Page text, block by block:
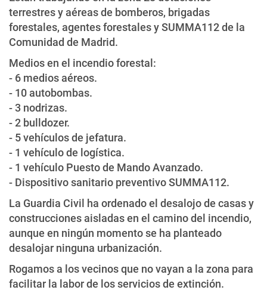
terrestres y aéreas de bomberos, brigadas
forestales, agentes forestales y SUMMA112 de la
Comunidad de Madrid.
Medios en el incendio forestal:
- 6 medios aéreos.
- 10 autobombas.
- 3 nodrizas.
- 2 bulldozer.
- 5 vehículos de jefatura.
- 1 vehículo de logística.
- 1 vehículo Puesto de Mando Avanzado.
- Dispositivo sanitario preventivo SUMMA112.
La Guardia Civil ha ordenado el desalojo de casas y
construcciones aisladas en el camino del incendio,
aunque en ningún momento se ha planteado
desalojar ninguna urbanización.
Rogamos a los vecinos que no vayan a la zona para
facilitar la labor de los servicios de extinción.